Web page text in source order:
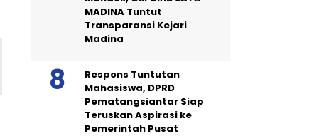
MADINA Tuntut
Transparansi Kejari
Madina
Respons Tuntutan
Mahasiswa, DPRD
Pematangsiantar Siap
Teruskan Aspirasi ke
Pemerintah Pusat